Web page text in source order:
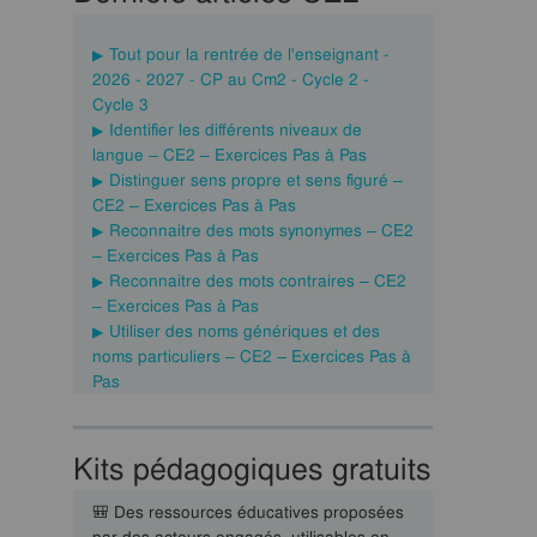
Tout pour la rentrée de l'enseignant -
2026 - 2027 - CP au Cm2 - Cycle 2 -
Cycle 3
Identifier les différents niveaux de
langue – CE2 – Exercices Pas à Pas
Distinguer sens propre et sens figuré –
CE2 – Exercices Pas à Pas
Reconnaitre des mots synonymes – CE2
– Exercices Pas à Pas
Reconnaitre des mots contraires – CE2
– Exercices Pas à Pas
Utiliser des noms génériques et des
noms particuliers – CE2 – Exercices Pas à
Pas
Kits pédagogiques gratuits
🎒 Des ressources éducatives proposées